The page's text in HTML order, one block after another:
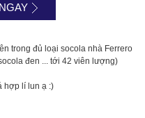
trong đủ loại socola nhà Ferrero
đen ... tới 42 viên lượng)
hợp lí lun ạ :)